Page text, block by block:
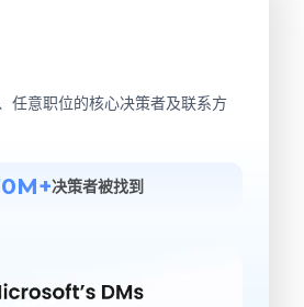
任意职位的核心决策者及联系方
决策者被找到